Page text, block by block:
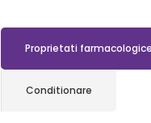
Proprietati farmacologice
Conditionare